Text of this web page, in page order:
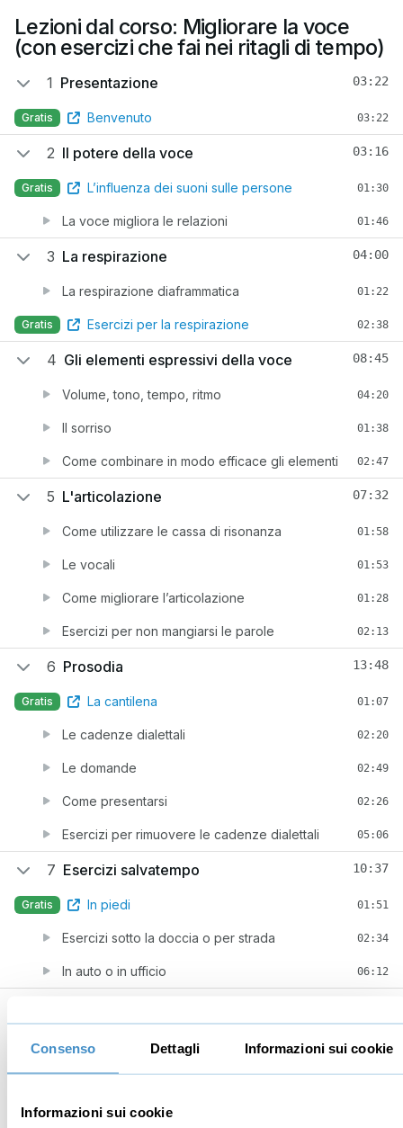
Consenso Dettagli Informazioni sui cookie
Informazioni sui cookie
Lezioni dal corso: Migliorare la voce
(con esercizi che fai nei ritagli di tempo)
1 Presentazione 03:22
Gratis Benvenuto 03:22
2 Il potere della voce 03:16
Gratis L’influenza dei suoni sulle persone 01:30
La voce migliora le relazioni 01:46
3 La respirazione 04:00
La respirazione diaframmatica 01:22
Gratis Esercizi per la respirazione 02:38
4 Gli elementi espressivi della voce 08:45
Volume, tono, tempo, ritmo 04:20
Il sorriso 01:38
Come combinare in modo efficace gli elementi 02:47
5 L'articolazione 07:32
Come utilizzare le cassa di risonanza 01:58
Le vocali 01:53
Come migliorare l’articolazione 01:28
Esercizi per non mangiarsi le parole 02:13
6 Prosodia 13:48
Gratis La cantilena 01:07
Le cadenze dialettali 02:20
Le domande 02:49
Come presentarsi 02:26
Esercizi per rimuovere le cadenze dialettali 05:06
7 Esercizi salvatempo 10:37
Gratis In piedi 01:51
Esercizi sotto la doccia o per strada 02:34
In auto o in ufficio 06:12
I “trucchi della nonna” 04:07
La routine quotidiana 03:33